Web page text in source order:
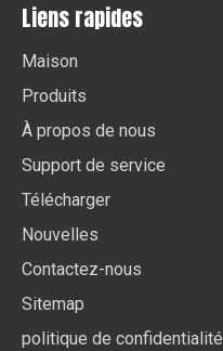
Liens rapides
Maison
Produits
À propos de nous
Support de service
Télécharger
Nouvelles
Contactez-nous
Sitemap
politique de confidentialité